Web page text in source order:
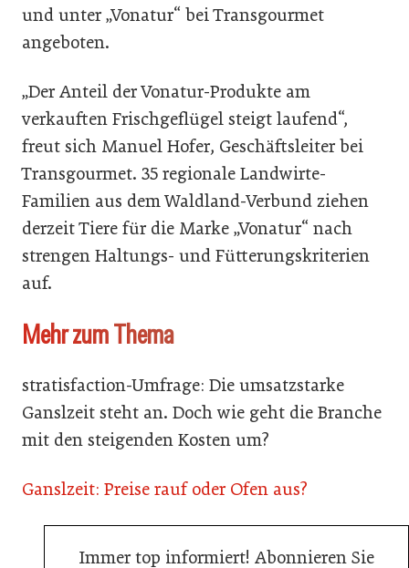
und unter „Vonatur“ bei Transgourmet
angeboten.
„Der Anteil der Vonatur-Produkte am
verkauften Frischgeflügel steigt laufend“,
freut sich Manuel Hofer, Geschäftsleiter bei
Transgourmet. 35 regionale Landwirte-
Familien aus dem Waldland-Verbund ziehen
derzeit Tiere für die Marke „Vonatur“ nach
strengen Haltungs- und Fütterungskriterien
auf.
Mehr zum Thema
stratisfaction-Umfrage: Die umsatzstarke
Ganslzeit steht an. Doch wie geht die Branche
mit den steigenden Kosten um?
Ganslzeit: Preise rauf oder Ofen aus?
Immer top informiert! Abonnieren Sie